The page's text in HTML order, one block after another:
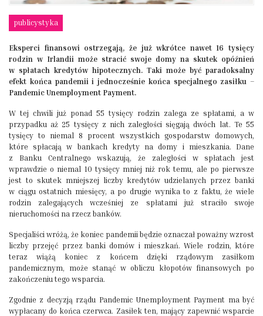
publicystyka
Eksperci finansowi ostrzegają, że już wkrótce nawet 16 tysięcy
rodzin w Irlandii może stracić swoje domy na skutek opóźnień
w spłatach kredytów hipotecznych. Taki może być paradoksalny
efekt końca pandemii i jednocześnie końca specjalnego zasiłku –
Pandemic Unemployment Payment.
W tej chwili już ponad 55 tysięcy rodzin zalega ze spłatami, a w
przypadku aż 25 tysięcy z nich zaległości sięgają dwóch lat. Te 55
tysięcy to niemal 8 procent wszystkich gospodarstw domowych,
które spłacają w bankach kredyty na domy i mieszkania. Dane
z Banku Centralnego wskazują, że zaległości w spłatach jest
wprawdzie o niemal 10 tysięcy mniej niż rok temu, ale po pierwsze
jest to skutek mniejszej liczby kredytów udzielanych przez banki
w ciągu ostatnich miesięcy, a po drugie wynika to z faktu, że wiele
rodzin zalegających wcześniej ze spłatami już straciło swoje
nieruchomości na rzecz banków.
Specjaliści wróżą, że koniec pandemii będzie oznaczał poważny wzrost
liczby przejęć przez banki domów i mieszkań. Wiele rodzin, które
teraz wiążą koniec z końcem dzięki rządowym zasiłkom
pandemicznym, może stanąć w obliczu kłopotów finansowych po
zakończeniu tego wsparcia.
Zgodnie z decyzją rządu Pandemic Unemployment Payment ma być
wypłacany do końca czerwca. Zasiłek ten, mający zapewnić wsparcie